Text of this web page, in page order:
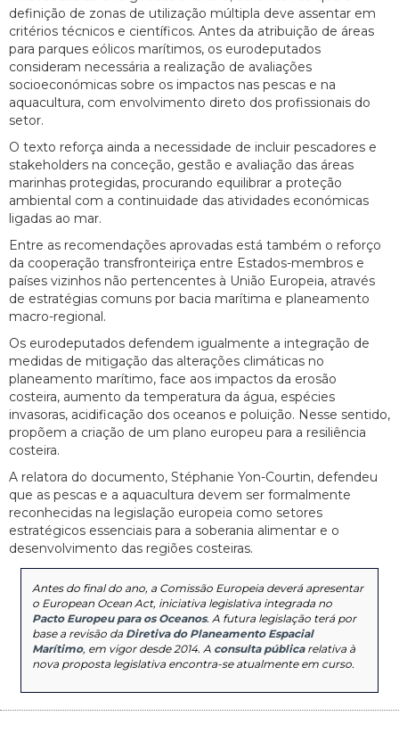
definição de zonas de utilização múltipla deve assentar em
critérios técnicos e científicos. Antes da atribuição de áreas
para parques eólicos marítimos, os eurodeputados
consideram necessária a realização de avaliações
socioeconómicas sobre os impactos nas pescas e na
aquacultura, com envolvimento direto dos profissionais do
setor.
O texto reforça ainda a necessidade de incluir pescadores e
stakeholders na conceção, gestão e avaliação das áreas
marinhas protegidas, procurando equilibrar a proteção
ambiental com a continuidade das atividades económicas
ligadas ao mar.
Entre as recomendações aprovadas está também o reforço
da cooperação transfronteiriça entre Estados-membros e
países vizinhos não pertencentes à União Europeia, através
de estratégias comuns por bacia marítima e planeamento
macro-regional.
Os eurodeputados defendem igualmente a integração de
medidas de mitigação das alterações climáticas no
planeamento marítimo, face aos impactos da erosão
costeira, aumento da temperatura da água, espécies
invasoras, acidificação dos oceanos e poluição. Nesse sentido,
propõem a criação de um plano europeu para a resiliência
costeira.
A relatora do documento, Stéphanie Yon-Courtin, defendeu
que as pescas e a aquacultura devem ser formalmente
reconhecidas na legislação europeia como setores
estratégicos essenciais para a soberania alimentar e o
desenvolvimento das regiões costeiras.
Antes do final do ano, a Comissão Europeia deverá apresentar
o European Ocean Act, iniciativa legislativa integrada no
Pacto Europeu para os Oceanos. A futura legislação terá por
base a revisão da Diretiva do Planeamento Espacial
Marítimo, em vigor desde 2014. A consulta pública relativa à
nova proposta legislativa encontra-se atualmente em curso.